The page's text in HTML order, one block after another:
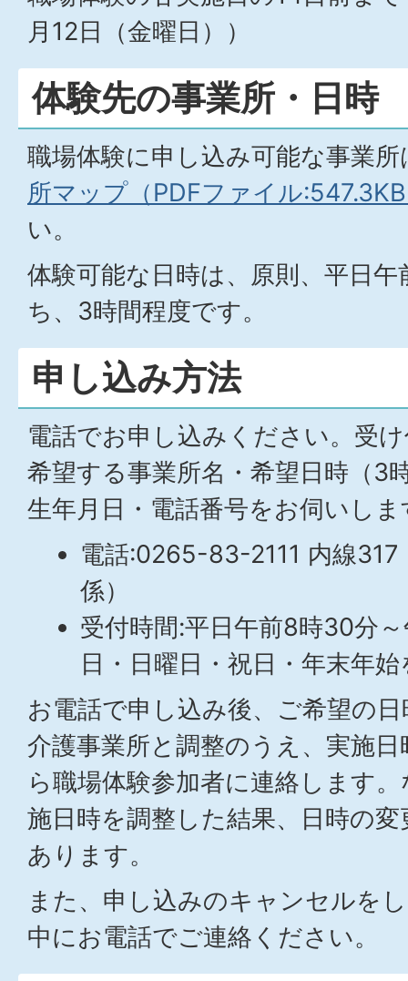
月12日（金曜日））
体験先の事業所・日時
職場体験に申し込み可能な事業所
所マップ（PDFファイル
い。
体験可能な日時は、原則、平日
ち、3時間程度です。
申し込み方法
電話でお申し込みください。受
希望する事業所名・希望日時（3
生年月日・電話番号をお伺いしま
電話:0265-83-2111 内線317
係）
受付時間:平日午前8時30分
日・日曜日・祝日・年末年
お電話で申し込み後、ご希望の
介護事業所と調整のうえ、実施
ら職場体験参加者に連絡します
施日時を調整した結果、日時の
あります。
また、申し込みのキャンセルを
中にお電話でご連絡ください。